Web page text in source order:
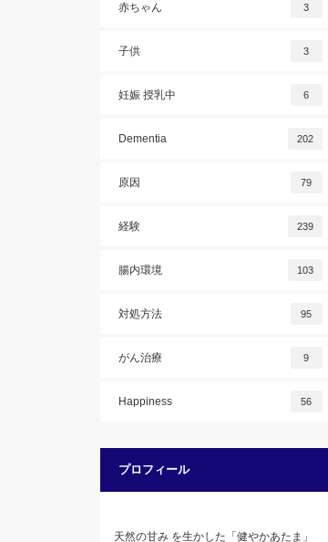
赤ちゃん 3
子供 3
妊娠 授乳中 6
Dementia 202
原因 79
経験 239
腸内環境 103
対処方法 95
がん治療 9
Happiness 56
プロフィール
天然の甘み を生かした「健やかあたま」